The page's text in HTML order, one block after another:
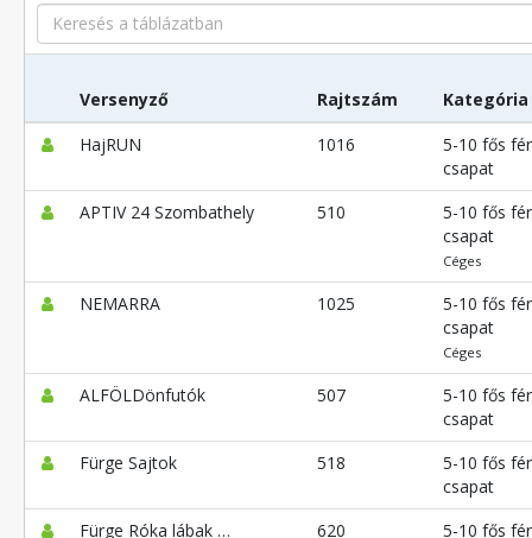
Search
Versenyző Rajtszám
Kategória
HajRUN
1016
5-10 fős
csapat
APTIV 24 Szombathely
510
5-10 fős
csapat
Céges
NEMARRA 1025
5-10 fős
csapat
Céges
ALFÖLDönfutók 507
5-10 fős
csapat
Fürge Sajtok
518
5-10 fős
csapat
Fürge Róka lábak …
620 5-10 fős